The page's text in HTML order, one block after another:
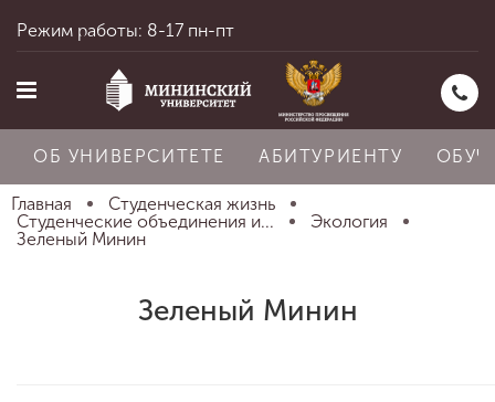
Режим работы: 8-17 пн-пт
ОБ УНИВЕРСИТЕТЕ АБИТУРИЕНТУ
Главная
Студенческая жизнь
Студенческие объединения и...
Экология
Зеленый Минин
Зеленый Минин